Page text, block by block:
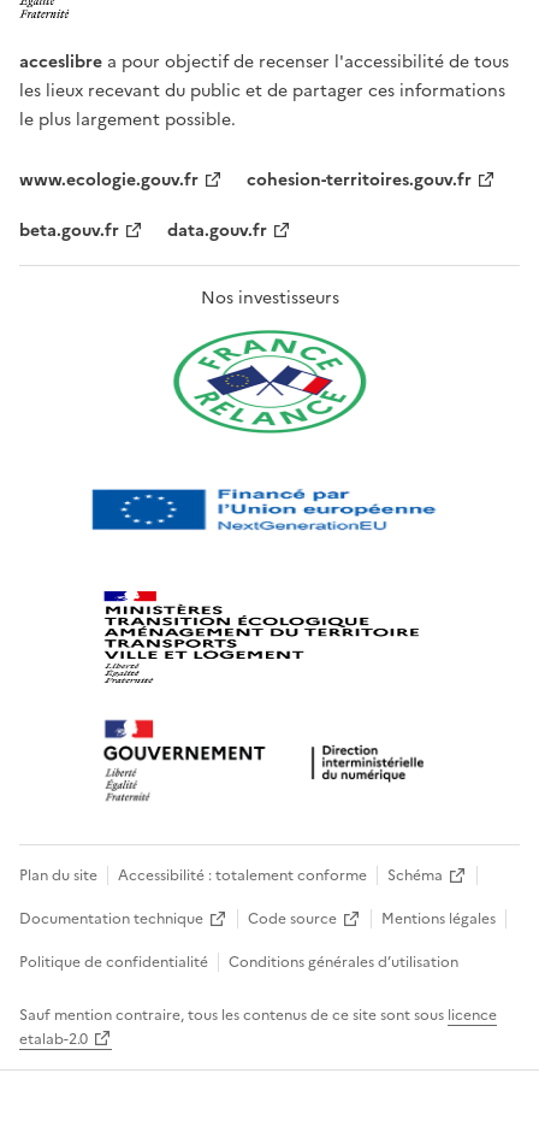
acceslibre a pour objectif de recenser l'accessibilité de tous
les lieux recevant du public et de partager ces informations
le plus largement possible.
www.ecologie.gouv.fr
cohesion-territoires.gouv.fr
beta.gouv.fr
data.gouv.fr
Nos investisseurs
Plan du site Accessibilité : totalement conforme
Schéma
Documentation technique
Code source
Mentions légales
Politique de confidentialité
Conditions générales d’utilisation
Sauf mention contraire, tous les contenus de ce site sont sous licence
etalab-2.0